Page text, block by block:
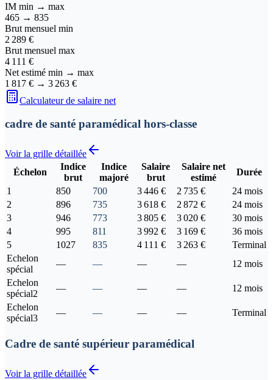
IM min → max
465 → 835
Brut mensuel min
2 289 €
Brut mensuel max
4 111 €
Net estimé min → max
1 817 € → 3 263 €
Calculateur de salaire net
cadre de santé paramédical hors-classe
Voir la grille détaillée
Échelon
Indice
brut
Indice
majoré
Salaire
brut
Salaire net
estimé
Durée
1
850 700 3 446 € 2 735 €
24 mois
2
896 735 3 618 € 2 872 €
24 mois
3
946 773 3 805 € 3 020 €
30 mois
4
995 811 3 992 € 3 169 €
36 mois
5
1027 835 4 111 € 3 263 €
Terminal
Echelon
spécial
— — — —
12 mois
Echelon
spécial2
— — — —
12 mois
Echelon
spécial3
— — — — Terminal
Cadre de santé supérieur paramédical
Voir la grille détaillée